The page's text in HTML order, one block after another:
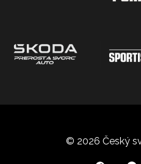
© 2026 Český